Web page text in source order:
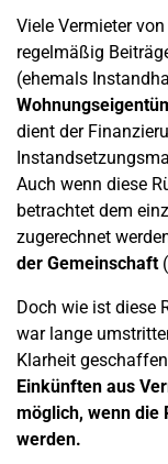
Viele Vermieter
regelmäßig
(ehemals
dient der
Auch wenn diese
betrachtet dem
zugerechnet
der Gemeinschaft
Doch wie ist diese
war lange
Klarheit
Einkünften aus
möglich, wenn die
werden.